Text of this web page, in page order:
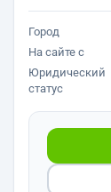
Город
На сайте с
Юридический
статус